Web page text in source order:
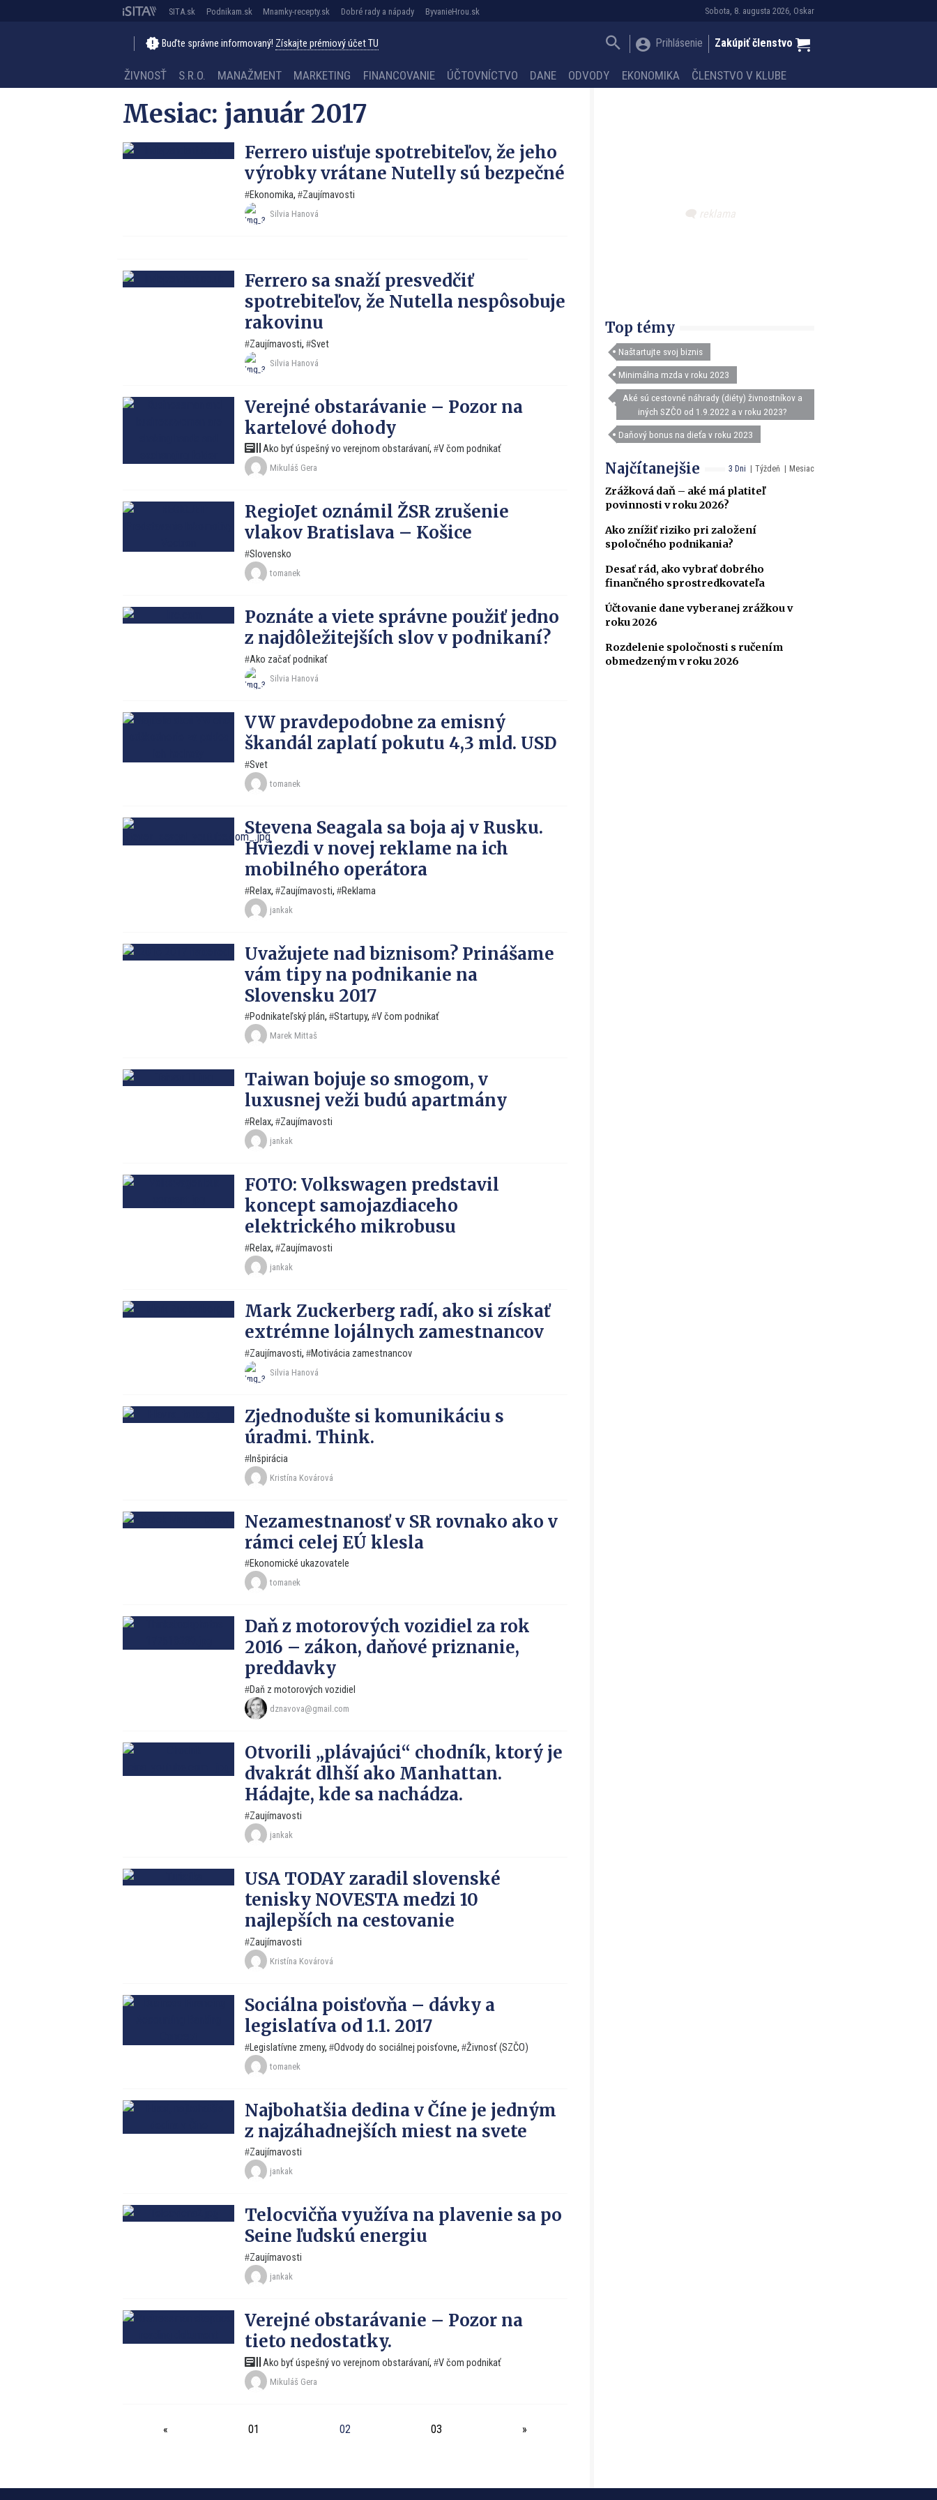
Sobota, 8. augusta 2026, Oskar
SITA.sk Podnikam.sk Mnamky-recepty.sk Dobré rady a nápady ByvanieHrou.sk
Buďte správne informovaný! Získajte prémiový účet TU Prihlásenie Zakúpiť členstvo
ŽIVNOSŤ S.R.O. MANAŽMENT MARKETING FINANCOVANIE ÚČTOVNÍCTVO DANE ODVODY EKONOMIKA ČLENSTVO V KLUBE
Mesiac: január 2017
Ferrero uisťuje spotrebiteľov, že jeho
výrobky vrátane Nutelly sú bezpečné
Ekonomika, Zaujímavosti
Silvia Hanová
Ferrero sa snaží presvedčiť
spotrebiteľov, že Nutella nespôsobuje
rakovinu
Zaujímavosti, Svet
Silvia Hanová
Verejné obstarávanie – Pozor na
kartelové dohody
Ako byť úspešný vo verejnom obstarávaní, V čom podnikať
Mikuláš Gera
RegioJet oznámil ŽSR zrušenie
vlakov Bratislava – Košice
Slovensko
tomanek
Poznáte a viete správne použiť jedno
z najdôležitejších slov v podnikaní?
Ako začať podnikať
Silvia Hanová
VW pravdepodobne za emisný
škandál zaplatí pokutu 4,3 mld. USD
Svet
tomanek
Stevena Seagala sa boja aj v Rusku.
Hviezdi v novej reklame na ich
mobilného operátora
Relax, Zaujímavosti, Reklama
jankak
Uvažujete nad biznisom? Prinášame
vám tipy na podnikanie na
Slovensku 2017
Podnikateľský plán, Startupy, V čom podnikať
Marek Mittaš
Taiwan bojuje so smogom, v
luxusnej veži budú apartmány
Relax, Zaujímavosti
jankak
FOTO: Volkswagen predstavil
koncept samojazdiaceho
elektrického mikrobusu
Relax, Zaujímavosti
jankak
Mark Zuckerberg radí, ako si získať
extrémne lojálnych zamestnancov
Zaujímavosti, Motivácia zamestnancov
Silvia Hanová
Zjednodušte si komunikáciu s
úradmi. Think.
Inšpirácia
Kristína Kovárová
Nezamestnanosť v SR rovnako ako v
rámci celej EÚ klesla
Ekonomické ukazovatele
tomanek
Daň z motorových vozidiel za rok
2016 – zákon, daňové priznanie,
preddavky
Daň z motorových vozidiel
dznavova@gmail.com
Otvorili „plávajúci“ chodník, ktorý je
dvakrát dlhší ako Manhattan.
Hádajte, kde sa nachádza.
Zaujímavosti
jankak
USA TODAY zaradil slovenské
tenisky NOVESTA medzi 10
najlepších na cestovanie
Zaujímavosti
Kristína Kovárová
Sociálna poisťovňa – dávky a
legislatíva od 1.1. 2017
Legislatívne zmeny, Odvody do sociálnej poisťovne, Živnosť (SZČO)
tomanek
Najbohatšia dedina v Číne je jedným
z najzáhadnejších miest na svete
Zaujímavosti
jankak
Telocvičňa využíva na plavenie sa po
Seine ľudskú energiu
Zaujímavosti
jankak
Verejné obstarávanie – Pozor na
tieto nedostatky.
Ako byť úspešný vo verejnom obstarávaní, V čom podnikať
Mikuláš Gera
« 01 02 03 »
Top témy
Naštartujte svoj biznis
Minimálna mzda v roku 2023
Aké sú cestovné náhrady (diéty) živnostníkov a
iných SZČO od 1.9.2022 a v roku 2023?
Daňový bonus na dieťa v roku 2023
3 Dni Týždeň Mesiac
Najčítanejšie
Zrážková daň – aké má platiteľ
povinnosti v roku 2026?
Ako znížiť riziko pri založení
spoločného podnikania?
Desať rád, ako vybrať dobrého
finančného sprostredkovateľa
Účtovanie dane vyberanej zrážkou v
roku 2026
Rozdelenie spoločnosti s ručením
obmedzeným v roku 2026